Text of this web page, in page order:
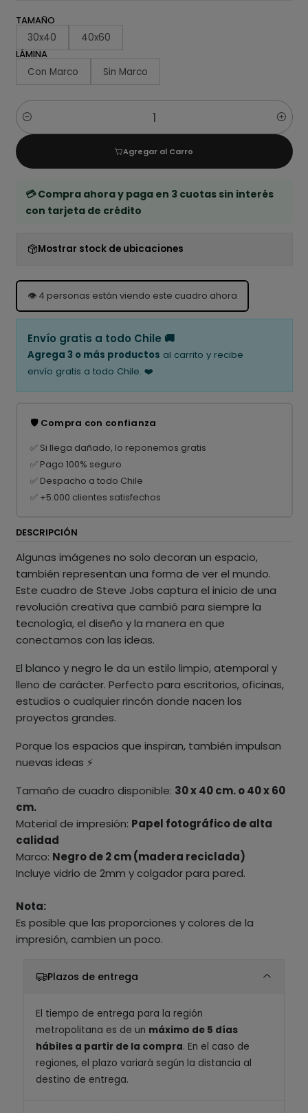
TAMAÑO
30x40 40x60
LÁMINA
Con Marco Sin Marco
Cantidad
Agregar al Carro
💳 Compra ahora y paga en 3 cuotas sin interés
con tarjeta de crédito
Mostrar stock de ubicaciones
👁️ 4 personas están viendo este cuadro ahora
Envío gratis a todo Chile 🚚
Agrega 3 o más productos al carrito y recibe
envío gratis a todo Chile. ❤️
🛡️ Compra con confianza
✅ Si llega dañado, lo reponemos gratis
✅ Pago 100% seguro
✅ Despacho a todo Chile
✅ +5.000 clientes satisfechos
DESCRIPCIÓN
Algunas imágenes no solo decoran un espacio,
también representan una forma de ver el mundo.
Este cuadro de Steve Jobs captura el inicio de una
revolución creativa que cambió para siempre la
tecnología, el diseño y la manera en que
conectamos con las ideas.
El blanco y negro le da un estilo limpio, atemporal y
lleno de carácter. Perfecto para escritorios, oficinas,
estudios o cualquier rincón donde nacen los
proyectos grandes.
Porque los espacios que inspiran, también impulsan
nuevas ideas ⚡️
Tamaño de cuadro disponible: 30 x 40 cm. o 40 x 60
cm.
Material de impresión: Papel fotográfico de alta
calidad
Marco: Negro de 2 cm (madera reciclada)
Incluye vidrio de 2mm y colgador para pared.
Nota:
Es posible que las proporciones y colores de la
impresión, cambien un poco.
Plazos de entrega
El tiempo de entrega para la región
metropolitana es de un máximo de 5 días
hábiles a partir de la compra. En el caso de
regiones, el plazo variará según la distancia al
destino de entrega.